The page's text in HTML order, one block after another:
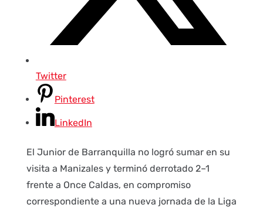
Twitter
Pinterest
LinkedIn
El Junior de Barranquilla no logró sumar en su
visita a Manizales y terminó derrotado 2–1
frente a Once Caldas, en compromiso
correspondiente a una nueva jornada de la Liga